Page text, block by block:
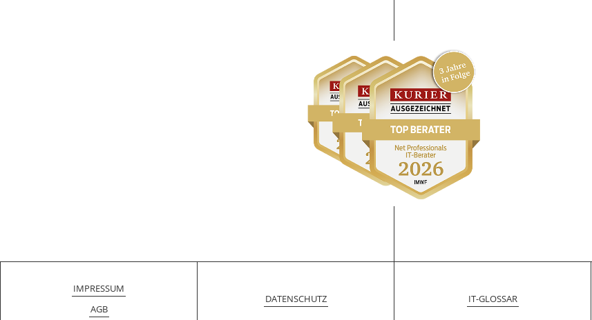
IMPRESSUM
AGB
DATENSCHUTZ IT-GLOSSAR